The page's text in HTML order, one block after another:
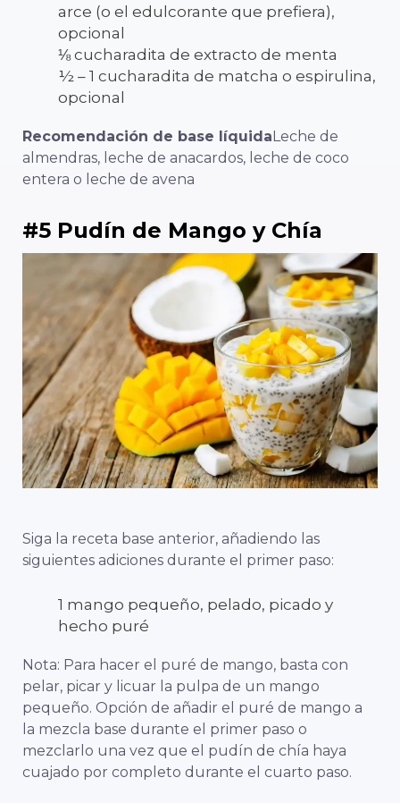
arce (o el edulcorante que prefiera),
opcional
⅛ cucharadita de extracto de menta
½ – 1 cucharadita de matcha o espirulina,
opcional
Recomendación de base líquidaLeche de
almendras, leche de anacardos, leche de coco
entera o leche de avena
#5 Pudín de Mango y Chía
Siga la receta base anterior, añadiendo las
siguientes adiciones durante el primer paso:
1 mango pequeño, pelado, picado y
hecho puré
Nota: Para hacer el puré de mango, basta con
pelar, picar y licuar la pulpa de un mango
pequeño. Opción de añadir el puré de mango a
la mezcla base durante el primer paso o
mezclarlo una vez que el pudín de chía haya
cuajado por completo durante el cuarto paso.